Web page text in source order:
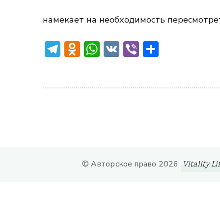
намекает на необходимость
Telegram
Odnoklassniki
WhatsApp
VKViber
© Авторское право 2026 Vitality